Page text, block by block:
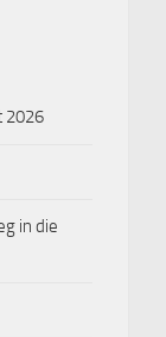
2026
in die